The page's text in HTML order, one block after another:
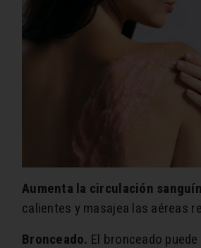
Aumenta la circulación
calientes y masajea las aéreas
Bronceado. El bronceado